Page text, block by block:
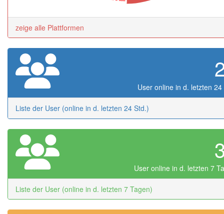
zeige alle Plattformen
User online in d. letzten 24
Liste der User (online in d. letzten 24 Std.)
User online in d. letzten 7
Liste der User (online in d. letzten 7 Tagen)